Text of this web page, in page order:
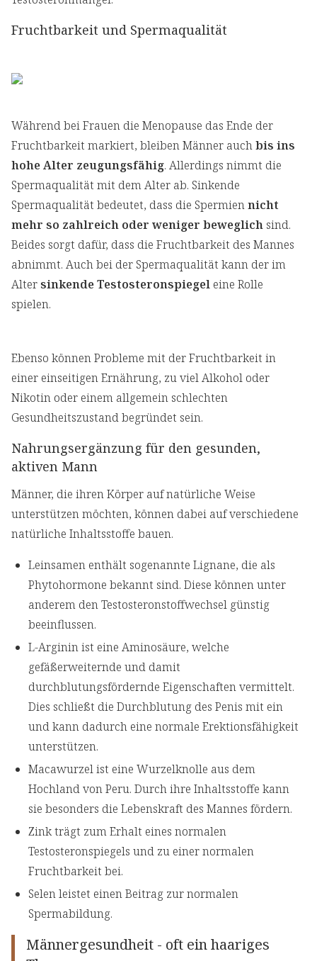
Fruchtbarkeit und Spermaqualität
Während bei Frauen die Menopause das Ende der
Fruchtbarkeit markiert, bleiben Männer auchbis ins
hohe Alter zeugungsfähig. Allerdings nimmt die
Spermaqualität mit dem Alter ab. Sinkende
Spermaqualität bedeutet, dass die Spermiennicht
mehr so zahlreich oder weniger beweglich sind.
Beides sorgt dafür, dass die Fruchtbarkeit des Mannes
abnimmt. Auch bei der Spermaqualität kann der im
Altersinkende Testosteronspiegel eine Rolle
spielen.
Ebenso können Probleme mit der Fruchtbarkeit in
einer einseitigen Ernährung, zu viel Alkohol oder
Nikotin oder einem allgemein schlechten
Gesundheitszustand begründet sein.
Nahrungsergänzung für den gesunden,
aktiven Mann
Männer, die ihren Körper auf natürliche Weise
unterstützen möchten, können dabei auf verschiedene
natürliche Inhaltsstoffe bauen.
Leinsamen enthält sogenannte Lignane, die als
Phytohormone bekannt sind. Diese können unter
anderem den Testosteronstoffwechsel günstig
beeinflussen.
L-Arginin ist eine Aminosäure, welche
gefäßerweiternde und damit
durchblutungsfördernde Eigenschaften vermittelt.
Dies schließt die Durchblutung des Penis mit ein
und kann dadurch eine normale Erektionsfähigkeit
unterstützen.
Macawurzel ist eine Wurzelknolle aus dem
Hochland von Peru. Durch ihre Inhaltsstoffe kann
sie besonders die Lebenskraft des Mannes fördern.
Zink trägt zum Erhalt eines normalen
Testosteronspiegels und zu einer normalen
Fruchtbarkeit bei.
Selen leistet einen Beitrag zur normalen
Spermabildung.
Männergesundheit - oft ein haariges